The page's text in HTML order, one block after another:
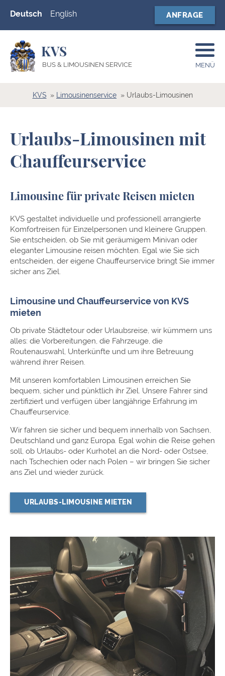
Deutsch English ANFRAGE
KVS
BUS & LIMOUSINEN SERVICE MENÜ
KVS Limousinenservice Urlaubs-Limousinen
Urlaubs-Limousinen mit
Chauffeurservice
Limousine für private Reisen mieten
KVS gestaltet individuelle und professionell arrangierte
Komfortreisen für Einzelpersonen und kleinere Gruppen.
Sie entscheiden, ob Sie mit geräumigem Minivan oder
eleganter Limousine reisen möchten. Egal wie Sie sich
entscheiden, der eigene Chauffeurservice bringt Sie immer
sicher ans Ziel.
Limousine und Chauffeurservice von KVS
mieten
Ob private Städtetour oder Urlaubsreise, wir kümmern uns
alles: die Vorbereitungen, die Fahrzeuge, die
Routenauswahl, Unterkünfte und um ihre Betreuung
während ihrer Reisen.
Mit unseren komfortablen Limousinen erreichen Sie
bequem, sicher und pünktlich ihr Ziel. Unsere Fahrer sind
zertifiziert und verfügen über langjährige Erfahrung im
Chauffeurservice.
Wir fahren sie sicher und bequem innerhalb von Sachsen,
Deutschland und ganz Europa. Egal wohin die Reise gehen
soll, ob Urlaubs- oder Kurhotel an die Nord- oder Ostsee,
nach Tschechien oder nach Polen – wir bringen Sie sicher
ans Ziel und wieder zurück.
URLAUBS-LIMOUSINE MIETEN